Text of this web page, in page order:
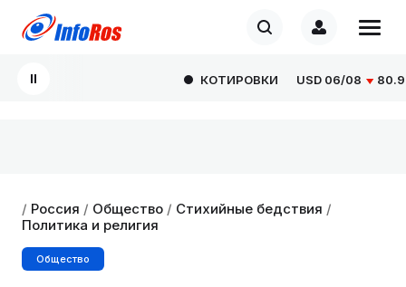
КОТИРОВКИ USD06/08
/ Россия / Общество / Стихийные бедствия /
Политика и религия
Общество